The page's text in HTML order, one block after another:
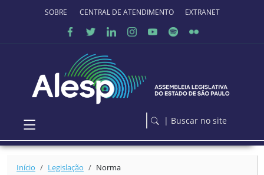
Ir para o conteúdo principal
SOBRE O PORTALCENTRAL DE ATENDIMENTO EXTRANET
| Buscar no site
Início Legislação Norma